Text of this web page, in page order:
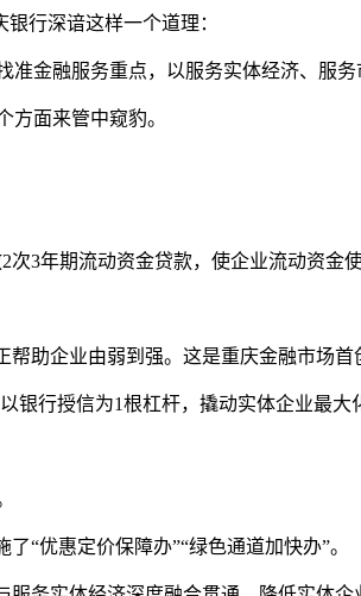
行深谙这样一个道理：
金融服务重点，以服务实体经济、服务
面来管中窥豹。
3年期流动资金贷款，使企业流动资金
助企业由弱到强。这是重庆金融市场首
行授信为1根杠杆，撬动实体企业最大
“优惠定价保障办”“绿色通道加快办”。